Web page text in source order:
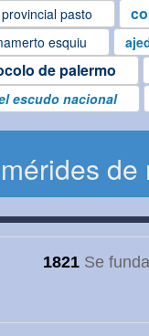
pasto
esquiu
de palermo
escudo nacional
1821Se